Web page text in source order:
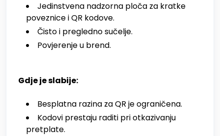
Jedinstvena nadzorna ploča za kratke
poveznice i QR kodove.
Čisto i pregledno sučelje.
Povjerenje u brend.
Gdje je slabije:
Besplatna razina za QR je ograničena.
Kodovi prestaju raditi pri otkazivanju
pretplate.